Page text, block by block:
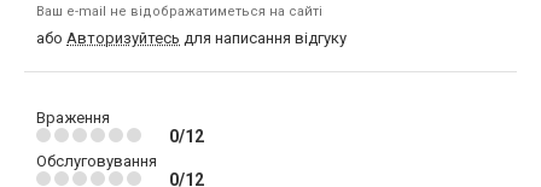
Ваш e-mail не відображатиметься на сайті
або Авторизуйтесь для написання відгуку
Враження
0/12
Обслуговування
0/12